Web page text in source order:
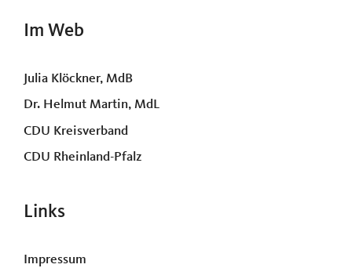
Im Web
Julia Klöckner, MdB
Dr. Helmut Martin, MdL
CDU Kreisverband
CDU Rheinland-Pfalz
Links
Impressum